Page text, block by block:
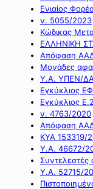
Ενιαίος
ν. 5055/2023
Κώδικας
ΕΛΛΗΝΙΚΗ
Απόφαση
Μονάδες
Υ.Α. ΥΠΕΝ/
Εγκύκλιος
Εγκύκλιος
ν. 4763/2020
Απόφαση
ΚΥΑ 153319/
Υ.Α. 46672/
Υ.Α. 52715/